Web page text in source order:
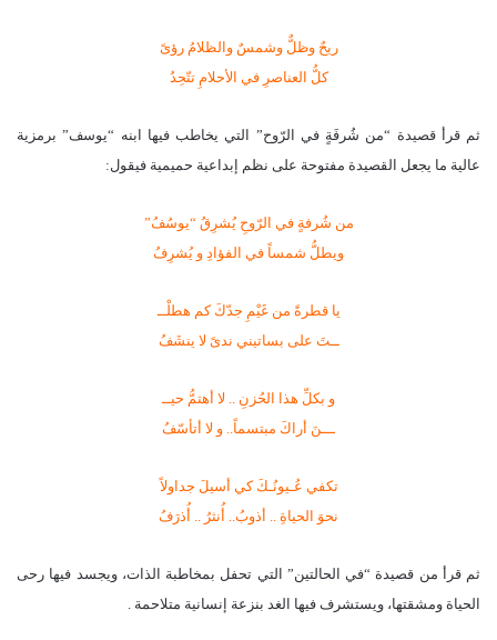
ريحٌ وظلٌّ وشمسٌ والظلامُ رؤىً
كلُّ العناصرِ في الأحلامِ تتّحِدُ
ثم قرأ قصيدة “من شُرفَةٍ في الرّوح” التي يخاطب فيها ابنه “يوسف” برمزية
عالية ما يجعل القصيدة مفتوحة على نظم إبداعية حميمية فيقول:
من شُرفةٍ في الرّوحِ يُشرِقُ “يوسُفُ”
ويطلُّ شمساً في الفؤادِ و يُشرِفُ
يا قطرةً من غَيْمِ جدّكَ كم هطلْــ
ــتَ على بساتيني ندىً لا ينشَفُ
و بكلِّ هذا الحُزنِ .. لا أهتمُّ حيــ
ـــنَ أراكَ مبتسماً.. و لا أتأسّفُ
تكفي عُـيونُـكَ كي أسيلَ جداولاً
نحوَ الحياةِ .. أذوبُ.. أُنثرُ .. أُذرَفُ
ثم قرأ من قصيدة “في الحالتين” التي تحفل بمخاطبة الذات، ويجسد فيها رحى
الحياة ومشقتها، ويستشرف فيها الغد بنزعة إنسانية متلاحمة .